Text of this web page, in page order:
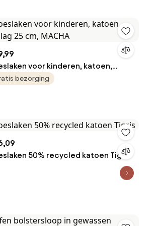
voor kinderen, katoen,
25 cm, MACHA
bezorging
50% recycled katoen Tigris